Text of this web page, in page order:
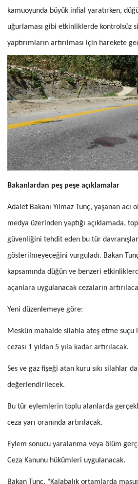
kamuoyunda büyük infial yaratırken,
uğurlaması gibi etkinliklerde kontrolsüz
yaptırımların artırılması için harekete
Bakanlardan peş peşe açıklamalar
Adalet Bakanı Yılmaz Tunç, yaşanan acı
medya üzerinden yaptığı açıklamada,
güvenliğini tehdit eden bu tür
gösterilmeyeceğini vurguladı. Bakan
kapsamında düğün ve benzeri
açanlara uygulanacak cezaların
Yeni düzenlemeye göre:
Meskûn mahalde silahla ateş etme suçu
cezası 1 yıldan 5 yıla kadar artırılacak.
Ses ve gaz fişeği atan kuru sıkı silahlar
değerlendirilecek.
Bu tür eylemlerin toplu alanlarda
ceza yarı oranında artırılacak.
Eylem sonucu yaralanma veya ölüm
Ceza Kanunu hükümleri uygulanacak.
Bakan Tunç, "Kalabalık ortamlarda